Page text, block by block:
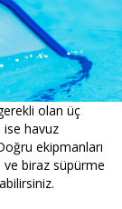
olan üç
havuz
ekipmanları
ve biraz süpürme